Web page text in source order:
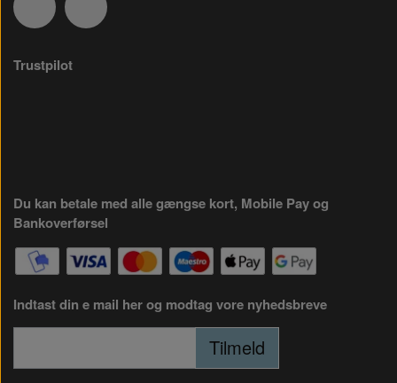
Trustpilot
Du kan betale med alle gængse kort, Mobile Pay og
Bankoverførsel
Indtast din e mail her og modtag vore nyhedsbreve
Tilmeld